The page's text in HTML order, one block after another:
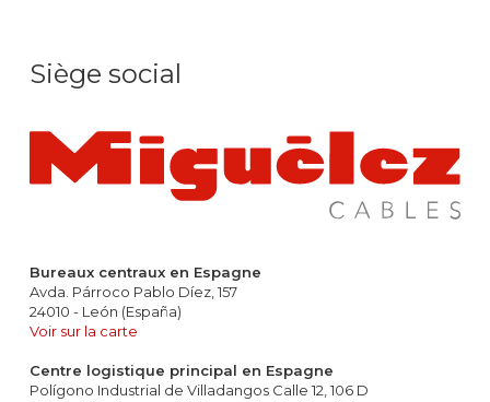
Siège social
Bureaux centraux en Espagne
Avda. Párroco Pablo Díez, 157
24010 - León (España)
Voir sur la carte
Centre logistique principal en Espagne
Polígono Industrial de Villadangos Calle 12, 106 D